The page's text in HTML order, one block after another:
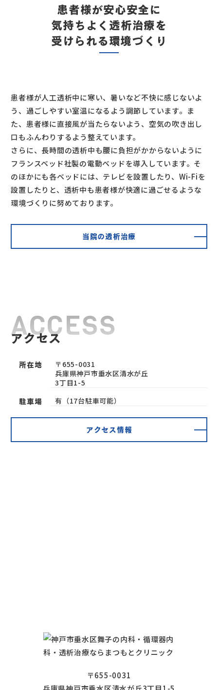
患者様が安心安全に
気持ちよく 透析治療を
受けられる環境づくり
患者様が人工透析中に寒い、暑いなど不快に感じないよ
う、過ごしやすい室温になるよう調節しています。ま
た、患者様に直接風が当たらないよう、空気の吹き出し
口もふんわりするよう整えています。
さらに、長時間の透析中も腰に負担がかからないように
フランスベッド社製の電動ベッドを導入しています。そ
のほかにも各ベッドには、テレビを設置したり、Wi-Fiを
設置したりと、透析中も患者様が快適に過ごせるような
環境づくりに努めております。
当院の透析治療
ACCESS
アクセス
所在地
〒655-0031
兵庫県神戸市垂水区清水が丘
3丁目1-5
駐車場 有（17台駐車可能）
アクセス情報
〒655-0031